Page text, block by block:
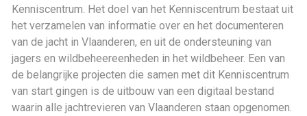
Kenniscentrum. Het doel van het Kenniscentrum bestaat uit
het verzamelen van informatie over en het documenteren
van de jacht in Vlaanderen, en uit de ondersteuning van
jagers en wildbeheereenheden in het wildbeheer. Een van
de belangrijke projecten die samen met dit Kenniscentrum
van start gingen is de uitbouw van een digitaal bestand
waarin alle jachtrevieren van Vlaanderen staan opgenomen.